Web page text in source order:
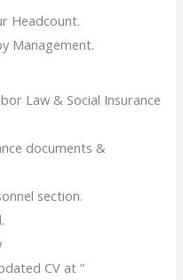
Headcount.
Management.
Law & Social Insurance
documents &
section.
CV at ”